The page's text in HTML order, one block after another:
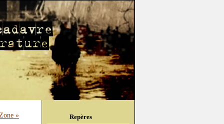
Repères
»